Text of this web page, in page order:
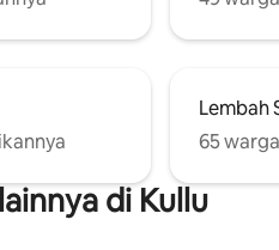
Lembah
65
di Kullu